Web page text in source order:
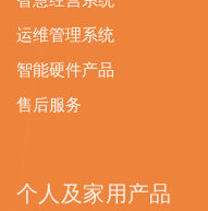
运维管理系统
智能硬件产品
售后服务
个人及家用产品